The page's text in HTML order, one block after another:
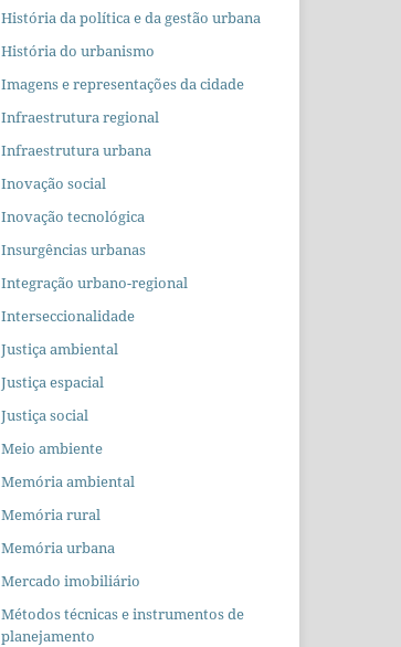
História da política e da gestão urbana
História do urbanismo
Imagens e representações da cidade
Infraestrutura regional
Infraestrutura urbana
Inovação social
Inovação tecnológica
Insurgências urbanas
Integração urbano-regional
Interseccionalidade
Justiça ambiental
Justiça espacial
Justiça social
Meio ambiente
Memória ambiental
Memória rural
Memória urbana
Mercado imobiliário
Métodos técnicas e instrumentos de
planejamento